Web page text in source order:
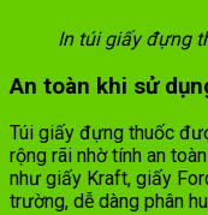
In túi giấy đựng
An toàn khi sử
Túi giấy đựng thuốc
rộng rãi nhờ tính an
như giấy Kraft, giấy
trường, dễ dàng phân